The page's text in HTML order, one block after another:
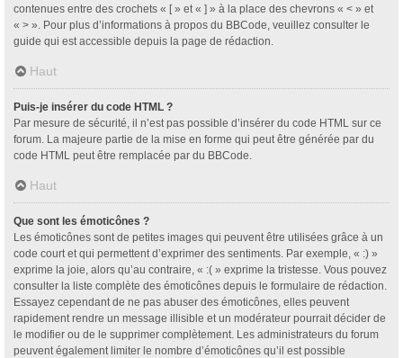
contenues entre des crochets « [ » et « ] » à la place des chevrons « < » et
« > ». Pour plus d’informations à propos du BBCode, veuillez consulter le
guide qui est accessible depuis la page de rédaction.
Haut
Puis-je insérer du code HTML ?
Par mesure de sécurité, il n’est pas possible d’insérer du code HTML sur ce
forum. La majeure partie de la mise en forme qui peut être générée par du
code HTML peut être remplacée par du BBCode.
Haut
Que sont les émoticônes ?
Les émoticônes sont de petites images qui peuvent être utilisées grâce à un
code court et qui permettent d’exprimer des sentiments. Par exemple, « :) »
exprime la joie, alors qu’au contraire, « :( » exprime la tristesse. Vous pouvez
consulter la liste complète des émoticônes depuis le formulaire de rédaction.
Essayez cependant de ne pas abuser des émoticônes, elles peuvent
rapidement rendre un message illisible et un modérateur pourrait décider de
le modifier ou de le supprimer complètement. Les administrateurs du forum
peuvent également limiter le nombre d’émoticônes qu’il est possible